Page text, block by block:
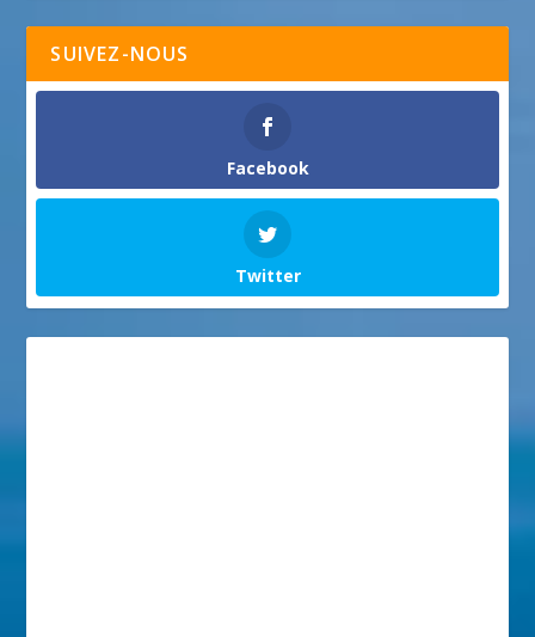
SUIVEZ-NOUS
Facebook
Twitter